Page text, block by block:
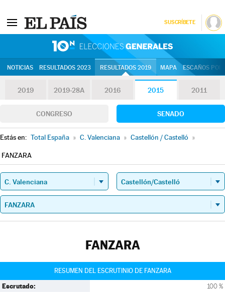
SUSCRÍBETE
NOTICIAS RESULTADOS 2023 RESULTADOS 2019 MAPA ESCAÑOS
2019 2019-28A 2016 2015 2011
CONGRESO SENADO
Estás en: Total España » C. Valenciana » Castellón / Castelló »
FANZARA
FANZARA
RESUMEN DEL ESCRUTINIO DE FANZARA
Escrutado: 100 %